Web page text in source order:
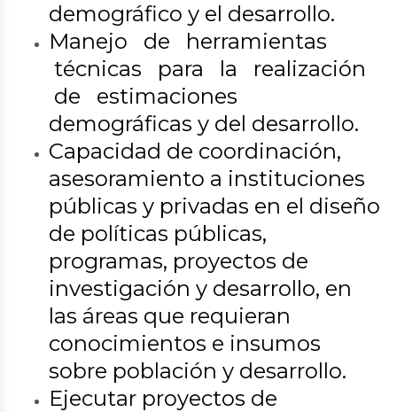
demográfico y el desarrollo.
Manejo de herramientas
técnicas para la realización
de estimaciones
demográficas y del desarrollo.
Capacidad de coordinación,
asesoramiento a instituciones
públicas y privadas en el diseño
de políticas públicas,
programas, proyectos de
investigación y desarrollo, en
las áreas que requieran
conocimientos e insumos
sobre población y desarrollo.
Ejecutar proyectos de